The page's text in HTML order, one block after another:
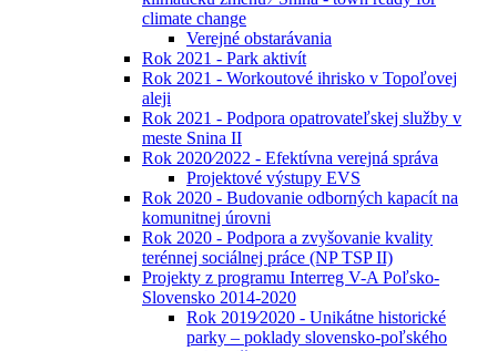
climate change
Verejné obstarávania
Rok 2021 - Park aktivít
Rok 2021 - Workoutové ihrisko v Topoľovej
aleji
Rok 2021 - Podpora opatrovateľskej služby v
meste Snina II
Rok 2020⁄2022 - Efektívna verejná správa
Projektové výstupy EVS
Rok 2020 - Budovanie odborných kapacít na
komunitnej úrovni
Rok 2020 - Podpora a zvyšovanie kvality
terénnej sociálnej práce (NP TSP II)
Projekty z programu Interreg V-A Poľsko-
Slovensko 2014-2020
Rok 2019⁄2020 - Unikátne historické
parky – poklady slovensko-poľského